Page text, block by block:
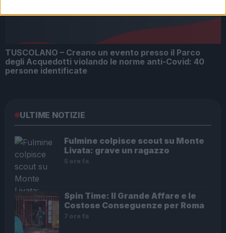
TUSCOLANO – Creano un evento presso il Parco
degli Acquedotti violando le norme anti-Covid: 40
persone identificate
ULTIME NOTIZIE
Fulmine colpisce scout su Monte
Livata: grave un ragazzo
5 ore fa
Spin Time: Il Grande Affare e le
Costose Conseguenze per Roma
7 ore fa